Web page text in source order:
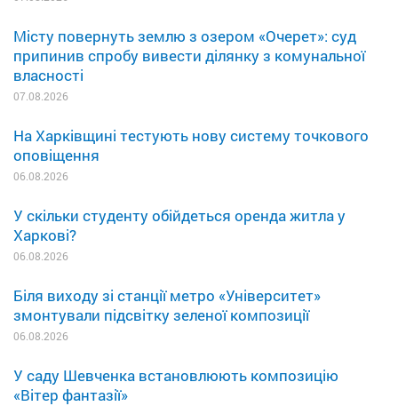
Місту повернуть землю з озером «Очерет»: суд
припинив спробу вивести ділянку з комунальної
власності
07.08.2026
На Харківщині тестують нову систему точкового
оповіщення
06.08.2026
У скільки студенту обійдеться оренда житла у
Харкові?
06.08.2026
Біля виходу зі станції метро «Університет»
змонтували підсвітку зеленої композиції
06.08.2026
У саду Шевченка встановлюють композицію
«Вітер фантазії»